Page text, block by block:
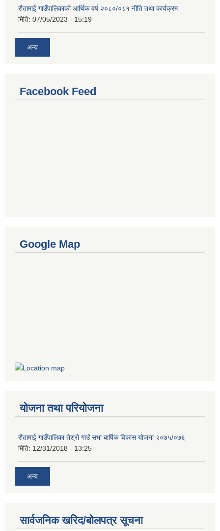
रौतामाई गाउँपालिकाको आर्थिक वर्ष २०८०/०८१ नीति तथा कार्यक्रम
मिति: 07/05/2023 - 15:19
अन्य
Facebook Feed
Google Map
योजना तथा परियोजना
रौतामाई गाउँपालिका तेश्रो गाउँ सभा बार्षिक विकास योजना २०७५/०७६
मिति: 12/31/2018 - 13:25
अन्य
सार्वजनिक खरिद/बोलपत्र सूचना